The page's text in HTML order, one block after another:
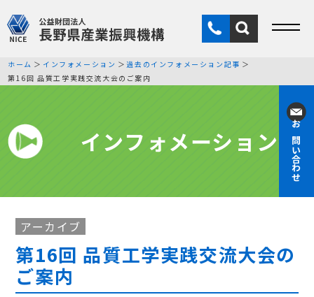
お問い合わせ
ホーム インフォメーション
過去のインフォメーション記事
第16回 品質工学実践交流大会のご案内
インフォメーション
アーカイブ
第16回 品質工学実践交流大会の
ご案内